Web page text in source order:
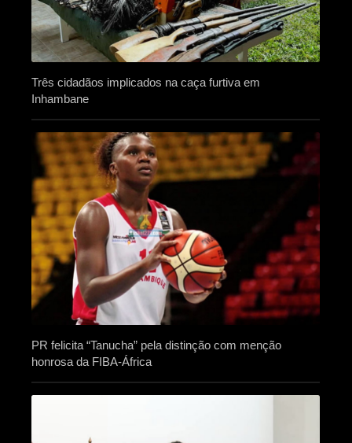
Três cidadãos implicados na caça furtiva em
Inhambane
PR felicita “Tanucha” pela distinção com menção
honrosa da FIBA-África